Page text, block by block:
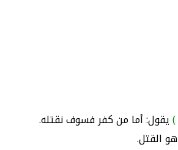
يقول: أما من كفر فسوف نقتله.
القتل.